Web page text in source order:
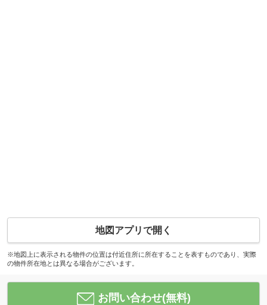
地図アプリで開く
※地図上に表示される物件の位置は付近住所に所在することを表すものであり、実際
の物件所在地とは異なる場合がございます。
お問い合わせ(無料)